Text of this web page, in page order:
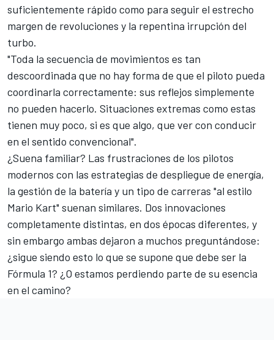
suficientemente rápido como para seguir el estrecho
margen de revoluciones y la repentina irrupción del
turbo.
"Toda la secuencia de movimientos es tan
descoordinada que no hay forma de que el piloto pueda
coordinarla correctamente: sus reflejos simplemente
no pueden hacerlo. Situaciones extremas como estas
tienen muy poco, si es que algo, que ver con conducir
en el sentido convencional".
¿Suena familiar? Las frustraciones de los pilotos
modernos con las estrategias de despliegue de energía,
la gestión de la batería y un tipo de carreras "al estilo
Mario Kart" suenan similares. Dos innovaciones
completamente distintas, en dos épocas diferentes, y
sin embargo ambas dejaron a muchos preguntándose:
¿sigue siendo esto lo que se supone que debe ser la
Fórmula 1? ¿O estamos perdiendo parte de su esencia
en el camino?